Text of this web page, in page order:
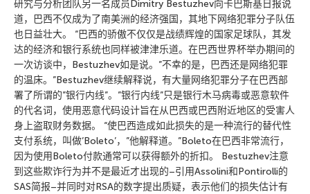
研究与分析团队另一名成员Dimitry Bestuzhev向卡巴斯基日报说
道，巴西不仅成为了南美洲的经济强国，其地下网络犯罪分子队伍
也日益壮大。 “巴西的骄傲不仅仅是战绩辉煌的国家足球队，其发
达的经济和银行系统也同样被津津乐道。在巴西世界杯举办期间的
一次访谈中，Bestuzhev如是说。”不幸的是，巴西还是网络犯罪
的温床。”Bestuzhev继续解释说，有大量网络犯罪分子在巴西部
署了所谓的”银行内线”。”银行内线”只是银行木马病毒或恶意软件
的代名词，使用恶意代码设计旨在从巴西或巴西附近地区的受害人
身上盗取财务数据。 “使巴西造成如此损失的是一种流行的替代性
支付系统，叫做’Boleto’，”他解释道。”Boleto在巴西非常流行，
因为使用Boleto付款通常可以获得额外的折扣。 Bestuzhev注意
到这些欺诈行为并不是最近才出现的–引用Assolini和Pontirolli的
SAS简报–并同时对RSA的数字提出质疑，表示他们的损失估计有